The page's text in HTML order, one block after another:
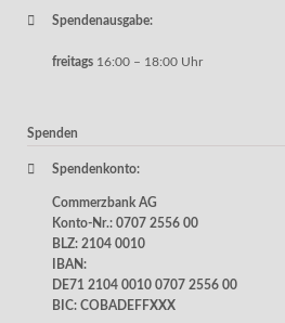
Spendenausgabe:
freitags 16:00 – 18:00 Uhr
Spenden
Spendenkonto:
Commerzbank AG
Konto-Nr.: 0707 2556 00
BLZ: 2104 0010
IBAN:
DE71 2104 0010 0707 2556 00
BIC: COBADEFFXXX